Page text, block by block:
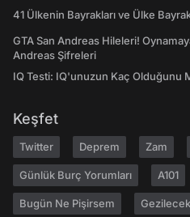
41 Ülkenin Bayrakları ve Ülke
GTA San Andreas Hileleri!
Andreas Şifreleri
IQ Testi: IQ'unuzun Kaç Olduğunu
Keşfet
Twitter Deprem Zam
Günlük Burç Yorumları A101
Bugün Ne Pişirsem